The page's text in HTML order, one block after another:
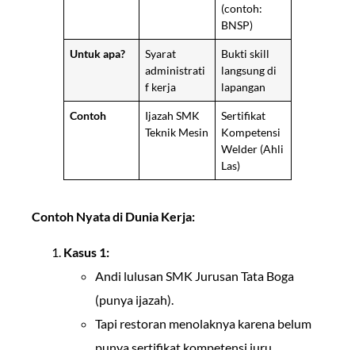
(contoh:
BNSP)
Untuk apa?
Syarat
administrati
f kerja
Bukti skill
langsung di
lapangan
Contoh
Ijazah SMK
Teknik Mesin
Sertifikat
Kompetensi
Welder (Ahli
Las)
Contoh Nyata di Dunia Kerja:
Kasus 1:
Andi lulusan SMK Jurusan Tata Boga
(punya ijazah).
Tapi restoran menolaknya karena belum
punya sertifikat kompetensi juru